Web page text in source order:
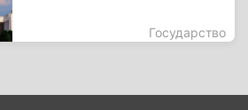
Государство